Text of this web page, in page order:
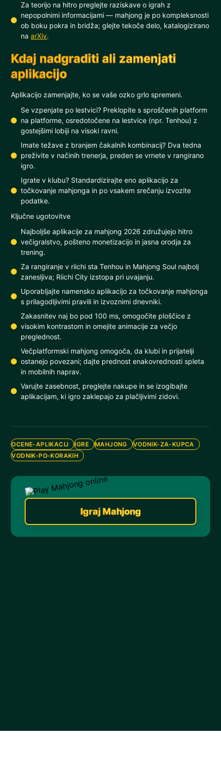
Za teorijo na hitro preglejte raziskave o igrah z
nepopolnimi informacijami — mahjong je po kompleksnosti
ob boku pokra in bridža; glejte tekoče delo, katalogizirano
naarXiv.
Kdaj nadgraditi ali zamenjati
aplikacijo
Aplikacijo zamenjajte, ko se vaše ozko grlo spremeni.
Se vzpenjate po lestvici? Preklopite s sproščenih platform
na platforme, osredotočene na lestvice (npr. Tenhou) z
gostejšimi lobiji na visoki ravni.
Imate težave z branjem čakalnih kombinacij? Dva tedna
preživite v načinih trenerja, preden se vrnete v rangirano
igro.
Igrate v klubu? Standardizirajte eno aplikacijo za
točkovanje mahjonga in po vsakem srečanju izvozite
podatke.
Ključne ugotovitve
Najboljše aplikacije za mahjong 2026 združujejo hitro
večigralstvo, pošteno monetizacijo in jasna orodja za
trening.
Za rangiranje v riichi sta Tenhou in Mahjong Soul najbolj
zanesljiva; Riichi City izstopa pri uvajanju.
Uporabljajte namensko aplikacijo za točkovanje mahjonga
s prilagodljivimi pravili in izvoznimi dnevniki.
Zakasnitev naj bo pod 100 ms, omogočite ploščice z
visokim kontrastom in omejite animacije za večjo
preglednost.
Večplatformski mahjong omogoča, da klubi in prijatelji
ostanejo povezani; dajte prednost enakovrednosti spleta
in mobilnih naprav.
Varujte zasebnost, preglejte nakupe in se izogibajte
aplikacijam, ki igro zaklepajo za plačljivimi zidovi.
OCENE-APLIKACIJ IGRE MAHJONG
VODNIK-ZA-KUPCA
VODNIK-PO-KORAKIH
Igraj Mahjong